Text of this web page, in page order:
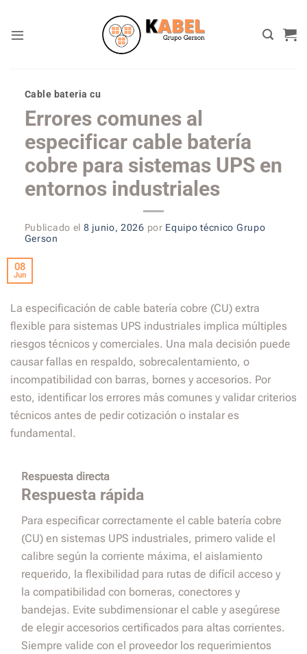
content
Cable bateria cu
Errores comunes al
especificar cable batería
cobre para sistemas UPS en
entornos industriales
Publicado el 8 junio, 2026 por Equipo técnico Grupo
Gerson
08
Jun
La especificación de cable batería cobre (CU) extra
flexible para sistemas UPS industriales implica múltiples
riesgos técnicos y comerciales. Una mala decisión puede
causar fallas en respaldo, sobrecalentamiento, o
incompatibilidad con barras, bornes y accesorios. Por
esto, identificar los errores más comunes y validar criterios
técnicos antes de pedir cotización o instalar es
fundamental.
Respuesta directa
Respuesta rápida
Para especificar correctamente el cable batería cobre
(CU) en sistemas UPS industriales, primero valide el
calibre según la corriente máxima, el aislamiento
requerido, la flexibilidad para rutas de difícil acceso y
la compatibilidad con borneras, conectores y
bandejas. Evite subdimensionar el cable y asegúrese
de elegir accesorios certificados para altas corrientes.
Siempre valide con el proveedor los requerimientos